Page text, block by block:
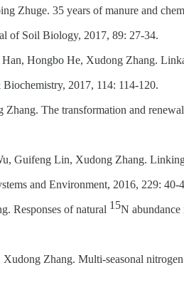
Zhuge. 35 years of manure and
of Soil Biology, 2017, 89: 27-34.
Hongbo He, Xudong Zhang.
2017, 114: 114-120.
The transformation and
Guifeng Lin, Xudong Zhang.
and Environment, 2016, 229: 40-
Responses of natural 15N
Zhang. Multi-seasonal